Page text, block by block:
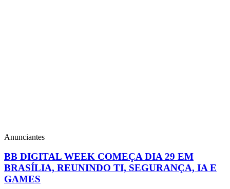
Anunciantes
BB DIGITAL WEEK COMEÇA DIA 29 EM
BRASÍLIA, REUNINDO TI, SEGURANÇA, IA E
GAMES